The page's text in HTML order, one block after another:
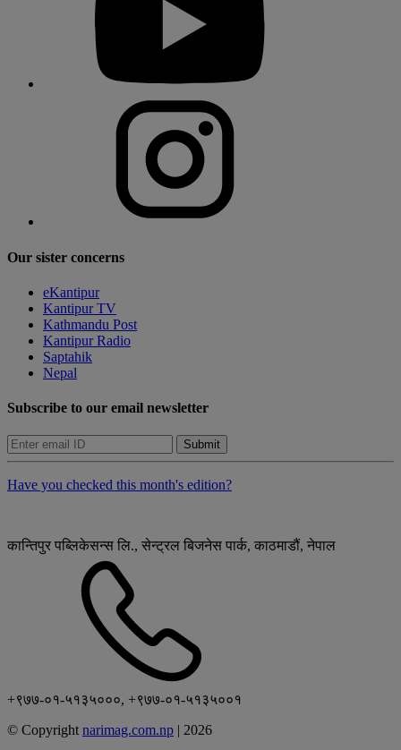
Our sister concerns
eKantipur
Kantipur TV
Kathmandu Post
Kantipur Radio
Saptahik
Nepal
Subscribe to our email newsletter
Submit
Have you checked this month's edition?
कान्तिपुर पब्लिकेसन्स लि., सेन्ट्रल बिजनेस पार्क, काठमाडौं, नेपाल
+९७७-०१-५१३५०००, +९७७-०१-५१३५००१
© Copyrightnarimag.com.np 2026